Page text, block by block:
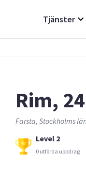
Tjänster
Rim,
Farsta, Stockholms
Level 2
0 utförda uppdrag